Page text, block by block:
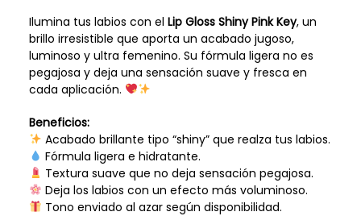
Ilumina tus labios con el Lip Gloss Shiny Pink Key, un
brillo irresistible que aporta un acabado jugoso,
luminoso y ultra femenino. Su fórmula ligera no es
pegajosa y deja una sensación suave y fresca en
cada aplicación.
Beneficios:
Acabado brillante tipo “shiny” que realza tus labios.
Fórmula ligera e hidratante.
Textura suave que no deja sensación pegajosa.
Deja los labios con un efecto más voluminoso.
Tono enviado al azar según disponibilidad.